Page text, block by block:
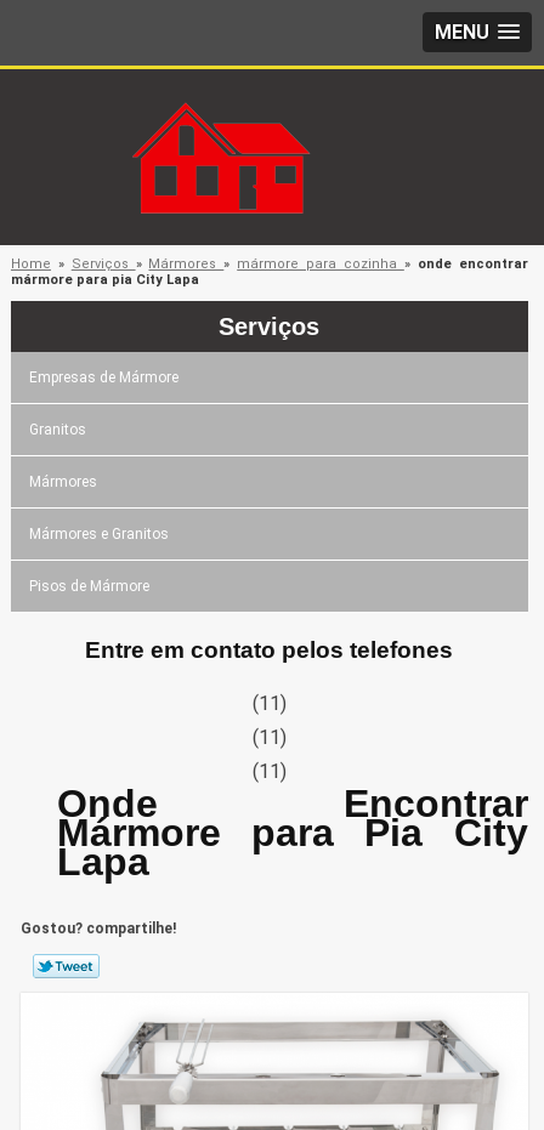
MENU
Home » Serviços » Mármores» mármore para cozinha » onde encontrar
mármore para pia City Lapa
Serviços
Empresas de Mármore
Granitos
Mármores
Mármores e Granitos
Pisos de Mármore
Entre em contato pelos telefones
(11)
(11)
(11)
Onde Encontrar
Mármore para Pia City
Lapa
Gostou? compartilhe!